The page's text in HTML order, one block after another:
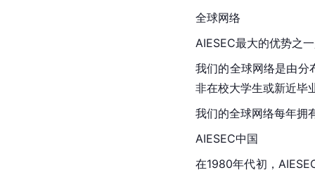
全球网络
AIESEC最大的优势之
我们的全球网络是由
非在校大学生或新近毕
我们的全球网络每年拥
AIESEC中国
在1980年代初，